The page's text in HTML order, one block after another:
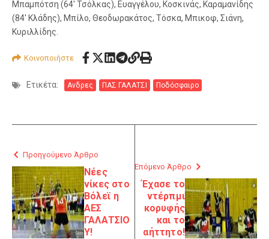
Μπαμπότση (64′ Τσόλκας), Ευαγγέλου, Κοσκινάς, Καραμανίδης
(84′ Κλάδης), Μπίλο, Θεοδωρακάτος, Τόσκα, Μπικοφ, Σιάνη,
Κυριλλίδης.
Κοινοποιήστε
Ετικέτα: Ανδρες ΠΑΣ ΓΑΛΑΤΣΙ Ποδόσφαιρο
Προηγούμενο Άρθρο
Νέες
νίκες στο
Βόλεϊ η
ΑΕΣ
ΓΑΛΑΤΣΙΟ
Υ!
Επόμενο Άρθρο
Έχασε το
ντέρπμι
κορυφής
και το
αήττητο!